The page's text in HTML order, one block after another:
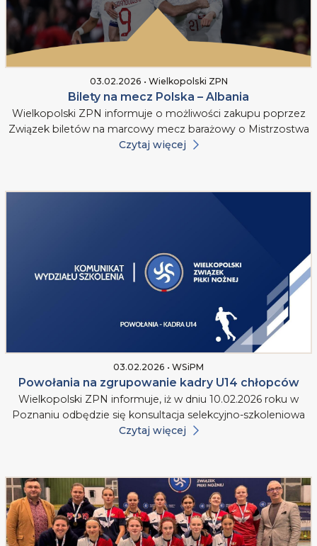
03.02.2026 • Wielkopolski ZPN
Bilety na mecz Polska – Albania
Wielkopolski ZPN informuje o możliwości zakupu poprzez
Związek biletów na marcowy mecz barażowy o Mistrzostwa
Czytaj więcej
03.02.2026 • WSiPM
Powołania na zgrupowanie kadry U14 chłopców
Wielkopolski ZPN informuje, iż w dniu 10.02.2026 roku w
Poznaniu odbędzie się konsultacja selekcyjno-szkoleniowa
Czytaj więcej